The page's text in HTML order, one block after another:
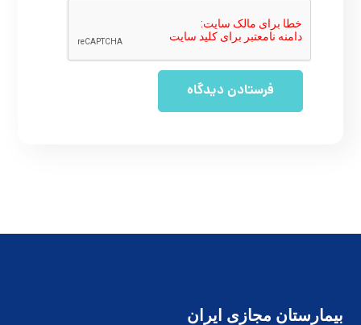
بیمارستان مجازی ایران